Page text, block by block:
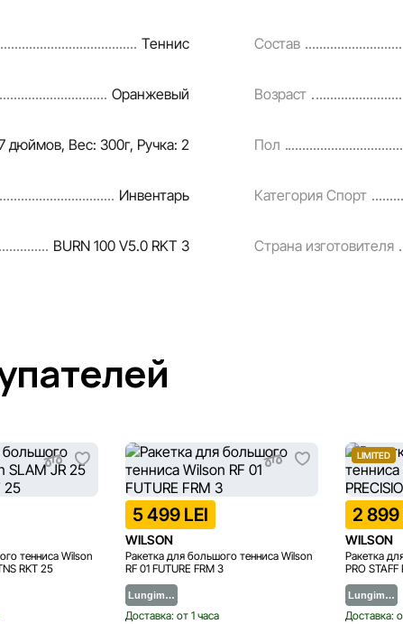
на сайте, чтобы
Теннис Состав
Оранжевый Возраст
дюймов, Вес: 300г, Ручка: 2 Пол
Инвентарь Категория Спорт
BURN 100 V5.0 RKT 3 Страна изготовителя
тенниса Wilson
RKT 25
5 499 LEI
WILSON
Ракетка для большого тенниса Wilson
RF 01 FUTURE FRM 3
Lungim…
Доставка: от 1 часа
LIMITED
2 899
WILSON
Ракетка
PRO STAFF
Lungim…
Доставка: